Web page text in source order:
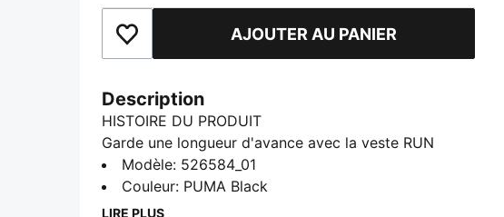
Ajouter aux favorisAJOUTER AU PANIER
Description
HISTOIRE DU PRODUIT
Garde une longueur d'avance avec la veste RUN
VELOCITY. Dotée d’une conception ergonomique
offrant une totale liberté de mouvement, cette veste
intègre la technologie dryCELL pour te garder au sec.
Modèle: 526584_01
Couleur: PUMA Black
LIRE PLUS